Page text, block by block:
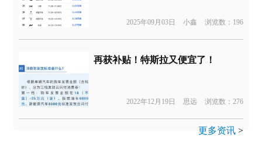
2025年09月03日 小鑫 浏览数：196
再获补贴！特斯拉又便宜了！
2022年12月19日 思远 浏览数：276
更多资讯>